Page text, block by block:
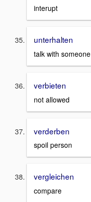
interupt
unterhalten
talk with someone
verbieten
not allowed
verderben
spoil person
vergleichen
compare